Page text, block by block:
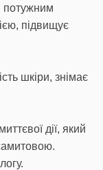
потужним
підвищує
шкіри, знімає
дії, який